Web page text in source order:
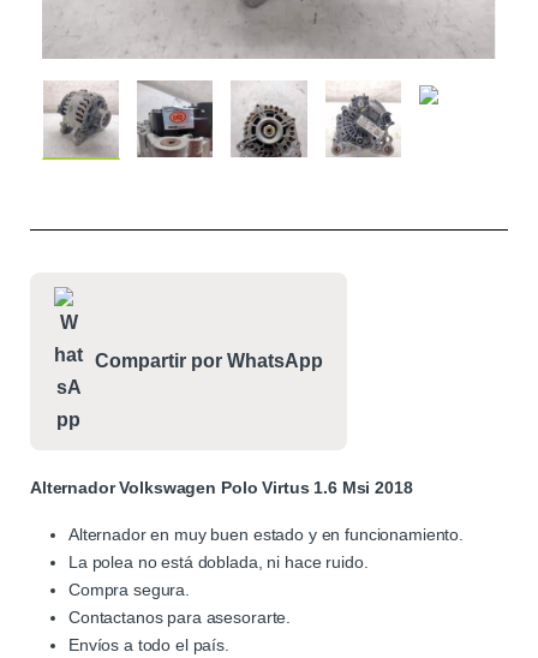
Compartir por WhatsApp
Alternador Volkswagen Polo Virtus 1.6 Msi 2018
Alternador en muy buen estado y en funcionamiento.
La polea no está doblada, ni hace ruido.
Compra segura.
Contactanos para asesorarte.
Envíos a todo el país.